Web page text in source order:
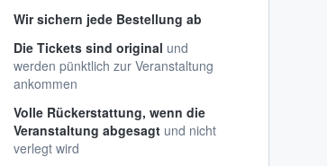
Wir sichern jede Bestellung ab
Die Tickets sind original und
werden pünktlich zur Veranstaltung
ankommen
Volle Rückerstattung, wenn die
Veranstaltung abgesagt und nicht
verlegt wird